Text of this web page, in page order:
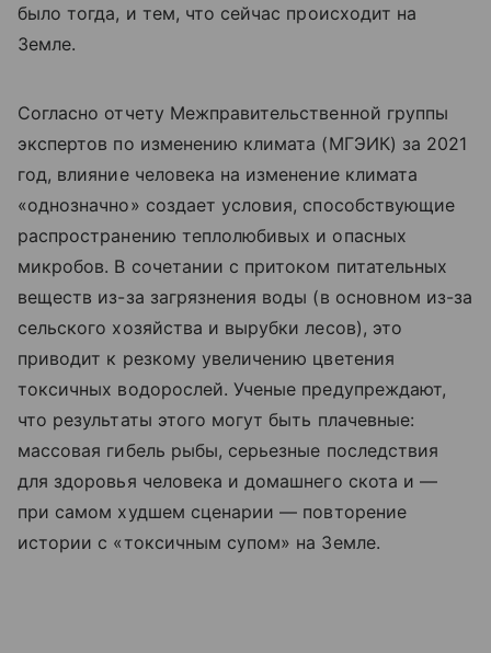
было тогда, и тем, что сейчас происходит на
Земле.
Согласно отчету Межправительственной группы
экспертов по изменению климата (МГЭИК) за 2021
год, влияние человека на изменение климата
«однозначно» создает условия, способствующие
распространению теплолюбивых и опасных
микробов. В сочетании с притоком питательных
веществ из-за загрязнения воды (в основном из-за
сельского хозяйства и вырубки лесов), это
приводит к резкому увеличению цветения
токсичных водорослей. Ученые предупреждают,
что результаты этого могут быть плачевные:
массовая гибель рыбы, серьезные последствия
для здоровья человека и домашнего скота и—
при самом худшем сценарии— повторение
истории с «токсичным супом» на Земле.